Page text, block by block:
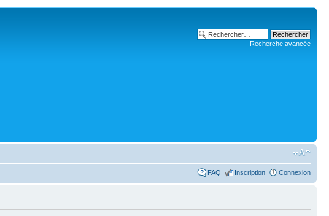
Recherche avancée
FAQ Inscription Connexion